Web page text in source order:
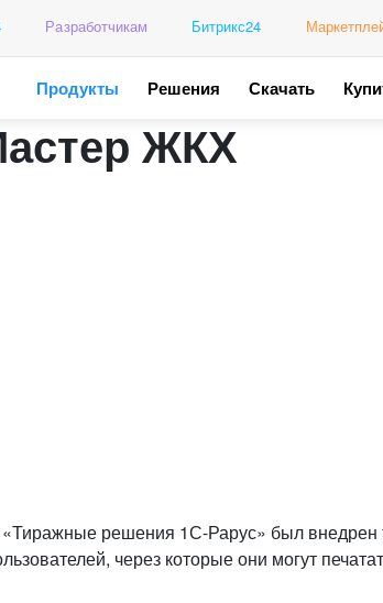
Разработчикам Битрикс24
Продукты Решения Скачать
ЖКХ
решения 1С-Рарус» был
через которые они могут